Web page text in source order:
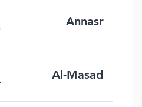
Annasr
Al-Masad